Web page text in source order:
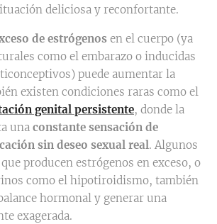
deliciosa y reconfortante.
de estrógenos en el cuerpo (ya
como el embarazo o inducidas
puede aumentar la
existen condiciones raras como el
genital persistente, donde la
una constante sensación de
sin deseo sexual real. Algunos
producen estrógenos en exceso, o
como el hipotiroidismo, también
hormonal y generar una
exagerada.